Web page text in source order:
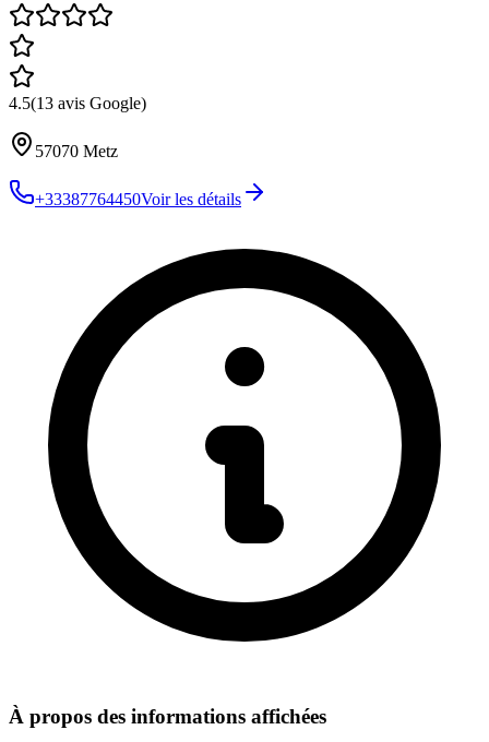
4.5(13 avis Google)
57070 Metz
+33387764450Voir les détails
À propos des informations affichées